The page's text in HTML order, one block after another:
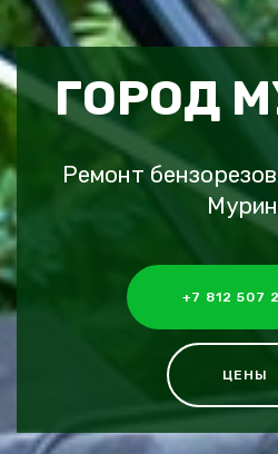
ГОРОД
Ремонт
+7 812 507
ЦЕНЫ